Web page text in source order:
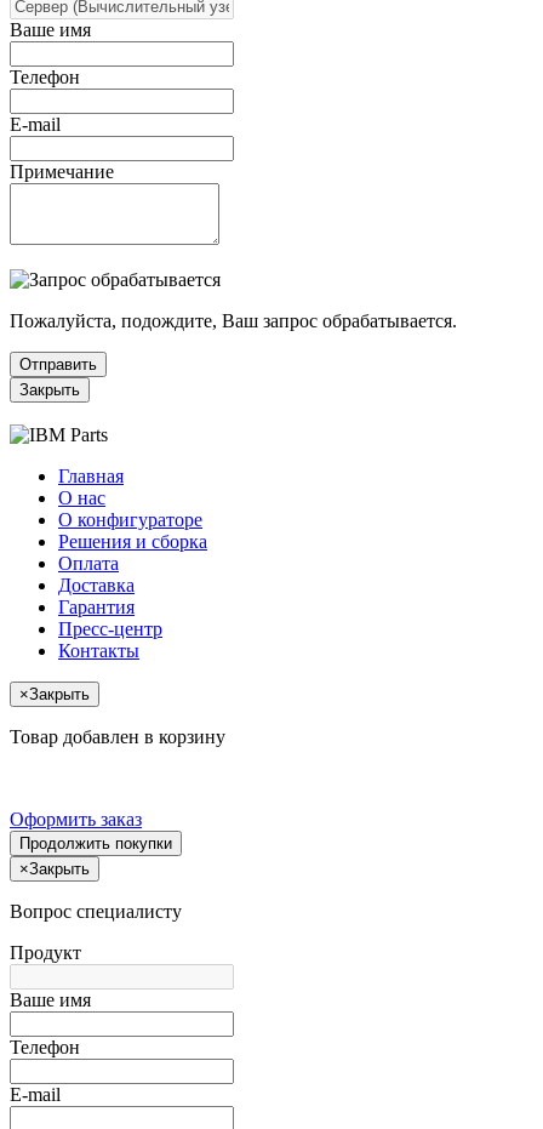
Ваше имя
Телефон
E-mail
Примечание
Пожалуйста, подождите, Ваш запрос обрабатывается.
Отправить
Закрыть
Главная
О нас
О конфигураторе
Решения и сборка
Оплата
Доставка
Гарантия
Пресс-центр
Контакты
×Закрыть
Товар добавлен в корзину
Оформить заказ
Продолжить покупки
×Закрыть
Вопрос специалисту
Продукт
Ваше имя
Телефон
E-mail